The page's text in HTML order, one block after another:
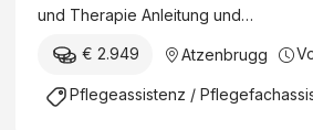
und Therapie Anleitung und…
€ 2.949 Atzenbrugg
Pflegeassistenz /